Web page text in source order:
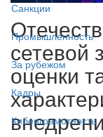
Санкции
Промышленность
За рубежом
Кадры
Киберграмотность
сетевой
оценки